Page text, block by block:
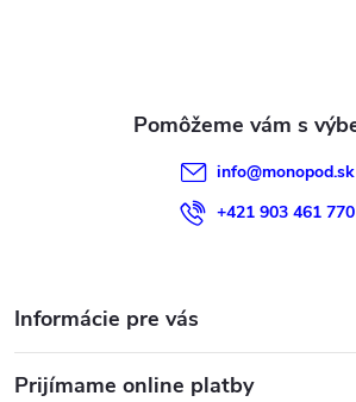
info@monopod.sk
+421 903 461 770
Informácie pre vás
Prijímame online platby